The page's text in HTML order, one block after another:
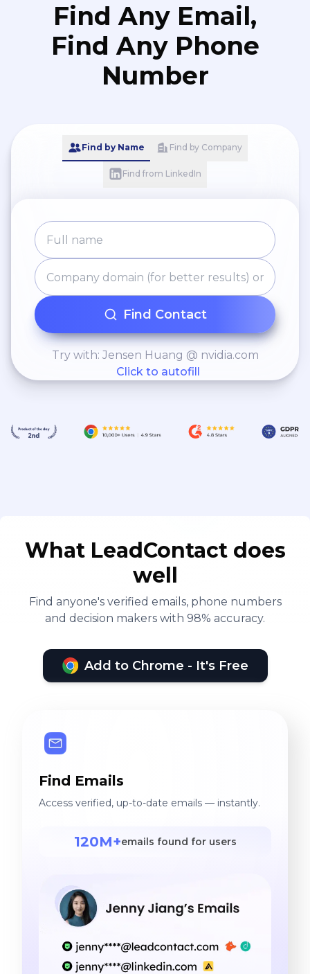
Find Any Email,
Find Any Phone
Number
Find by Name Find by Company
Find from LinkedIn
Find Contact
Try with: Jensen Huang @ nvidia.com
Click to autofill
What LeadContact does
well
Find anyone's verified emails, phone numbers
and decision makers with 98% accuracy.
Add to Chrome - It's Free
Find Emails
Access verified, up-to-date emails — instantly.
120M+emails found for users